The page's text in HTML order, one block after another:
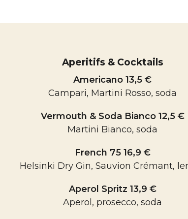
Aperitifs & Cocktails
Americano 13,5 €
Campari, Martini Rosso, soda
Vermouth & Soda Bianco 12,5 €
Martini Bianco, soda
French 75 16,9 €
Helsinki Dry Gin, Sauvion Crémant,
Aperol Spritz 13,9 €
Aperol, prosecco, soda